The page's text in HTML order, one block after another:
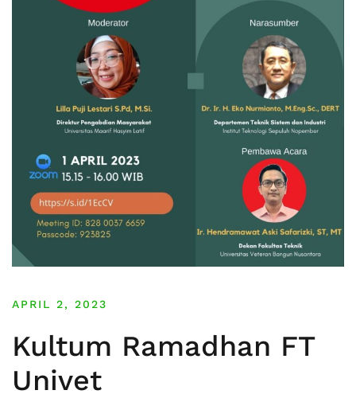
APRIL 2, 2023
Kultum Ramadhan FT
Univet